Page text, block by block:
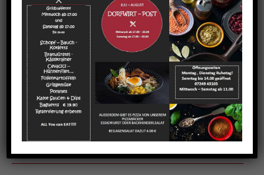
frische Zutatenund einenfreundlichen Service. Zusätzlich zu
unserer abwechslungsreichen Karte bieten
wir Aktionsgerichte und Spezialangebote – lassen Sie sich
kulinarisch verwöhnen.
Neben den wöchentlich wechselnden Menüs bieten wir die
Ausrichtung von Festen aller Art an.
Gemütlich. Schmackhaft. Freundlich.